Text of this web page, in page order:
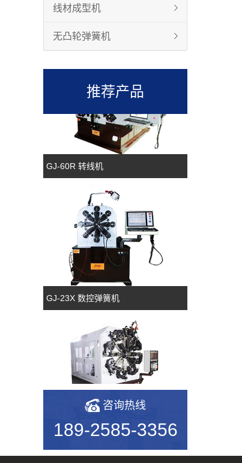
线材成型机
无凸轮弹簧机
推荐产品
GJ-60R 转线机
GJ-23X 数控弹簧机
GJ-50TR 凸轮转线机
咨询热线
189-2585-3356